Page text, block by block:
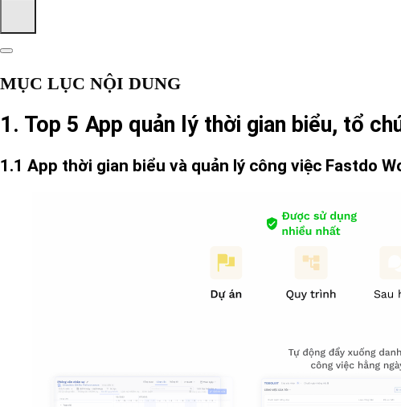
MỤC LỤC NỘI DUNG
1. Top 5 App quản lý thời gian biểu, tổ
1.1 App thời gian biểu và quản lý công việc Fastdo